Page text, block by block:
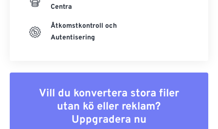
Centra
Åtkomstkontroll och
Autentisering
Vill du konvertera stora filer
utan kö eller reklam?
Uppgradera nu